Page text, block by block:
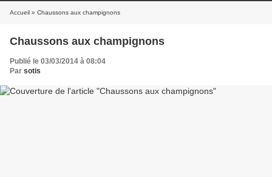
Accueil » Chaussons aux champignons
Chaussons aux champignons
Publié le 03/03/2014 à 08:04
Par sotis